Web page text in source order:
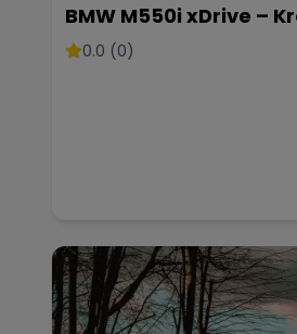
BMW M550i xDrive –
Limousine
0.0 (0)